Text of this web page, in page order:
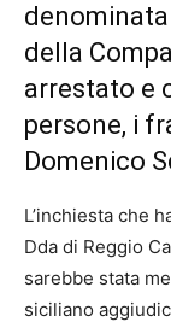
denominata
della
arrestato e
persone, i
Domenico
L’inchiesta che
Dda di Reggio
sarebbe stata
siciliano